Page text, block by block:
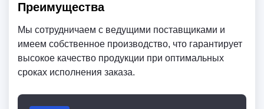
Преимущества
Мы сотрудничаем с ведущими поставщиками и
имеем собственное производство, что гарантирует
высокое качество продукции при оптимальных
сроках исполнения заказа.